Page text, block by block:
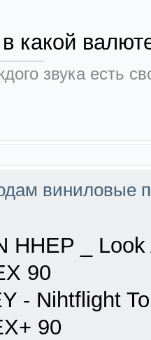
какой
звука есть
виниловые
HHEP _
90
- Nihtflight
90